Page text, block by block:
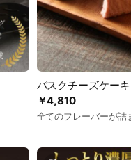
￥4,810
バスクチーズケー
全てのフレーバーが詰